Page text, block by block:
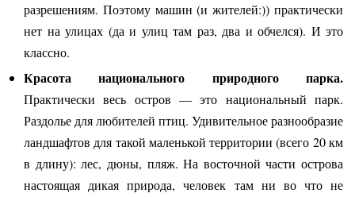
разрешениям. Поэтому машин (и жителей:)) практически
нет на улицах (да и улиц там раз, два и обчелся). И это
классно.
Красота национального природного парка.
Практически весь остров — это национальный парк.
Раздолье для любителей птиц. Удивительное разнообразие
ландшафтов для такой маленькой территории (всего 20 км
в длину): лес, дюны, пляж. На восточной части острова
настоящая дикая природа, человек там ни во что не